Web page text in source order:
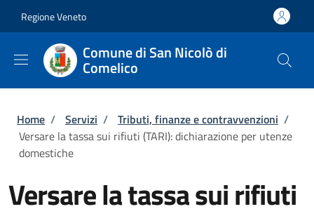
Regione Veneto
Comune di San Nicolò di
Comelico
Briciole di pane
Home / Servizi / Tributi, finanze e contravvenzioni /
Versare la tassa sui rifiuti (TARI): dichiarazione per utenze
domestiche
Versare la tassa sui rifiuti